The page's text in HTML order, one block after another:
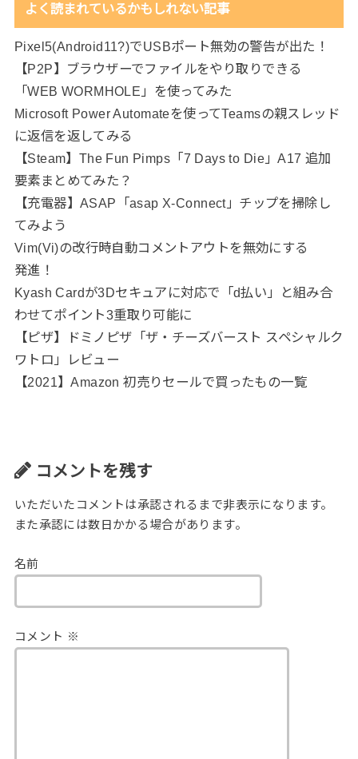
よく読まれているかもしれない記事
Pixel5(Android11?)でUSBポート無効の警告が出た！
【P2P】ブラウザーでファイルをやり取りできる
「WEB WORMHOLE」を使ってみた
Microsoft Power Automateを使ってTeamsの親スレッド
に返信を返してみる
【Steam】The Fun Pimps「7 Days to Die」A17 追加
要素まとめてみた？
【充電器】ASAP「asap X-Connect」チップを掃除し
てみよう
Vim(Vi)の改行時自動コメントアウトを無効にする
発進！
Kyash Cardが3Dセキュアに対応で「d払い」と組み合
わせてポイント3重取り可能に
【ピザ】ドミノピザ「ザ・チーズバースト スペシャルク
ワトロ」レビュー
【2021】Amazon 初売りセールで買ったもの一覧
コメントを残す
いただいたコメントは承認されるまで非表示になります。
また承認には数日かかる場合があります。
名前
コメント ※